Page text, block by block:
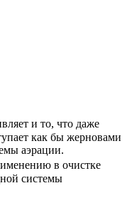
и то, что даже
как бы жерновами
аэрации.
в очистке
системы